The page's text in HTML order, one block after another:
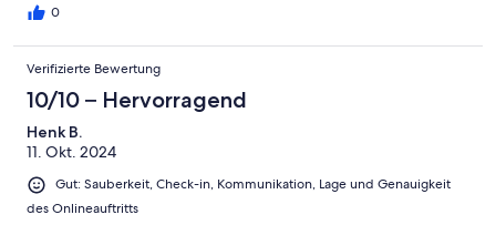
0
Verifizierte Bewertung
10/10 – Hervorragend
Henk B.
11. Okt. 2024
Gut: Sauberkeit, Check-in, Kommunikation, Lage und Genauigkeit
des Onlineauftritts